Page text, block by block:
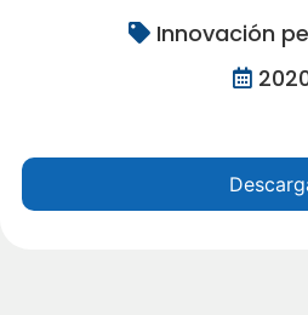
Innovación